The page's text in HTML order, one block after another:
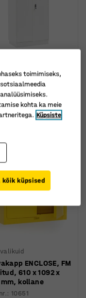
koodlukk,
x 1000 x 450 mm,
:755236
ENCLOSE, FM
610 x 1092 x
kollane
:10651
toimimiseks,
kohta ka meie
Küpsiste
kõik küpsised